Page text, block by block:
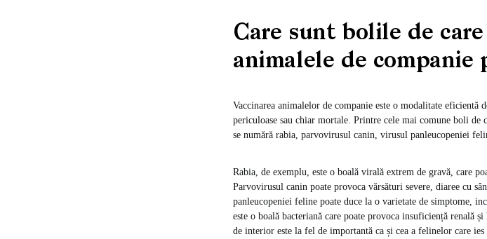
Care sunt bolile de
animalele de companie
Vaccinarea animalelor de companie este o modalitate
periculoase sau chiar mortale. Printre cele mai comune boli de
se numără rabia, parvovirusul canin, virusul panleucopeniei
Rabia, de exemplu, este o boală virală extrem de gravă, care
Parvovirusul canin poate provoca vărsături severe, diaree cu
panleucopeniei feline poate duce la o varietate de simptome,
este o boală bacteriană care poate provoca insuficiență renală
de interior este la fel de importantă ca și cea a felinelor care